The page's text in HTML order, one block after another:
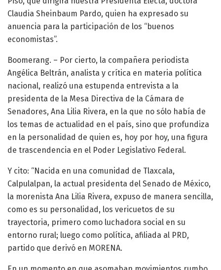
Claudia Sheinbaum Pardo, quien ha expresado su
anuencia para la participación de los “buenos
economistas”.
Boomerang. – Por cierto, la compañera periodista
Angélica Beltrán, analista y crítica en materia política
nacional, realizó una estupenda entrevista a la
presidenta de la Mesa Directiva de la Cámara de
Senadores, Ana Lilia Rivera, en la que no sólo había de
los temas de actualidad en el país, sino que profundiza
en la personalidad de quien es, hoy por hoy, una figura
de trascendencia en el Poder Legislativo Federal.
Y cito: “Nacida en una comunidad de Tlaxcala,
Calpulalpan, la actual presidenta del Senado de México,
la morenista Ana Lilia Rivera, expuso de manera sencilla,
como es su personalidad, los vericuetos de su
trayectoria, primero como luchadora social en su
entorno rural; luego como política, afiliada al PRD,
partido que derivó en MORENA.